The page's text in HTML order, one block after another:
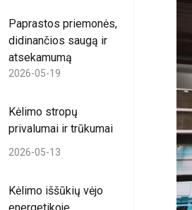
Paprastos priemonės,
didinančios saugą ir
atsekamumą
2026-05-19
Kėlimo stropų
privalumai ir trūkumai
2026-05-13
Kėlimo iššūkių vėjo